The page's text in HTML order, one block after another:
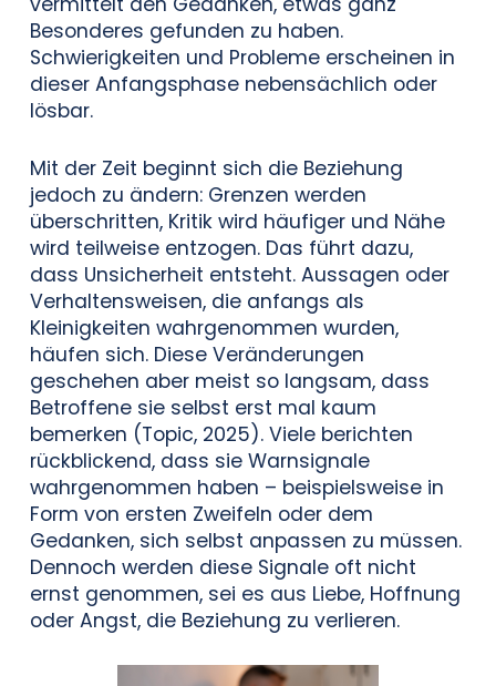
Besonderes gefunden zu haben.
Schwierigkeiten und Probleme erscheinen in
dieser Anfangsphase nebensächlich oder
lösbar.
Mit der Zeit beginnt sich die Beziehung
jedoch zu ändern: Grenzen werden
überschritten, Kritik wird häufiger und Nähe
wird teilweise entzogen. Das führt dazu,
dass Unsicherheit entsteht. Aussagen oder
Verhaltensweisen, die anfangs als
Kleinigkeiten wahrgenommen wurden,
häufen sich. Diese Veränderungen
geschehen aber meist so langsam, dass
Betroffene sie selbst erst mal kaum
bemerken (Topic, 2025). Viele berichten
rückblickend, dass sie Warnsignale
wahrgenommen haben – beispielsweise in
Form von ersten Zweifeln oder dem
Gedanken, sich selbst anpassen zu müssen.
Dennoch werden diese Signale oft nicht
ernst genommen, sei es aus Liebe, Hoffnung
oder Angst, die Beziehung zu verlieren.